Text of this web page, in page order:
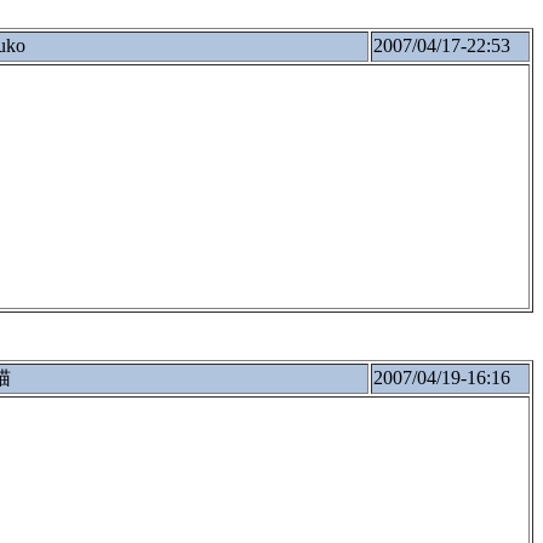
2007/04/17-22:53
2007/04/19-16:16